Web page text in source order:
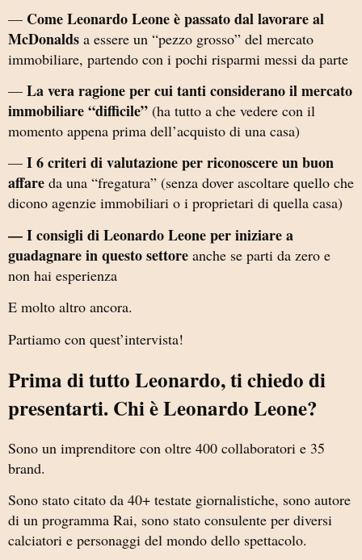
— Come Leonardo Leone è passato dal lavorare al
McDonalds a essere un “pezzo grosso” del mercato
immobiliare, partendo con i pochi risparmi messi da parte
— La vera ragione per cui tanti considerano il mercato
immobiliare “difficile” (ha tutto a che vedere con il
momento appena prima dell’acquisto di una casa)
— I 6 criteri di valutazione per riconoscere un buon
affare da una “fregatura” (senza dover ascoltare quello che
dicono agenzie immobiliari o i proprietari di quella casa)
— I consigli di Leonardo Leone per iniziare a
guadagnare in questo settore anche se parti da zero e
non hai esperienza
E molto altro ancora.
Partiamo con quest’intervista!
Prima di tutto Leonardo, ti chiedo di
presentarti. Chi è Leonardo Leone?
Sono un imprenditore con oltre 400 collaboratori e 35
brand.
Sono stato citato da 40+ testate giornalistiche, sono autore
di un programma Rai, sono stato consulente per diversi
calciatori e personaggi del mondo dello spettacolo.